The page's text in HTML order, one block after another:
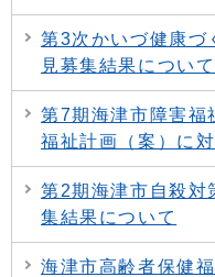
第3次かいづ健康づ
見募集結果について
第7期海津市障害福
福祉計画（案）に
第2期海津市自殺対
集結果について
海津市高齢者保健